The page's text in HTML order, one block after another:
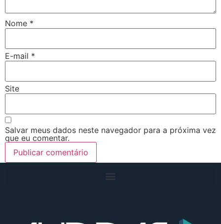
Nome *
E-mail *
Site
Salvar meus dados neste navegador para a próxima vez
que eu comentar.